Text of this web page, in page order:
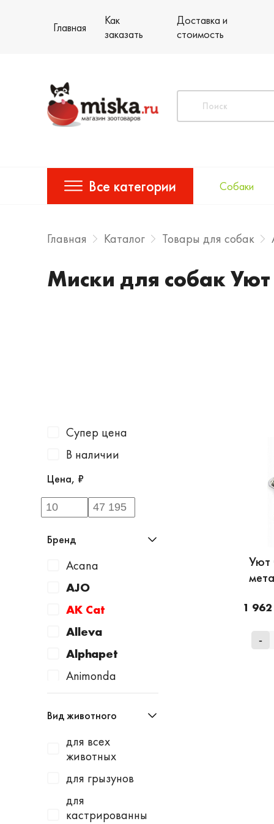
Главная
Как
заказать
Доставка и
стоимость
Все категории Собаки
Главная Каталог Товары для собак
Миски для собак Уют
Супер цена
В наличии
Цена, ₽
Бренд
Acana
AJO
AK Cat
Alleva
Alphapet
Animonda
Apicenna
Avantie
AWARD
Baurenhof
Bayer
Beaphar
Вид животного
для всех
животных
для грызунов
для
кастрированны
Уют
1
-